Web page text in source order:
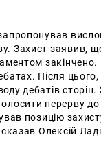
Захист заявив,
Після цього,
дебатів
перерву
позицію
Олексій